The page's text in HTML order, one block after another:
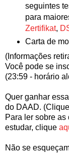
seguintes
para
Zertifikat,
Carta de
(Informações
Você pode se
(23:59 - horário
Quer ganhar
do DAAD. (Clique
Para ler sobre
estudar, clique
Não se